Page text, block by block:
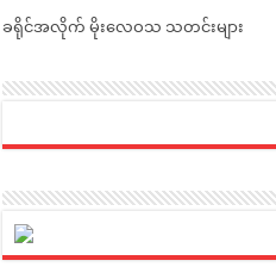
ခရိုင်အလိုက် မိုးလေဝသ သတင်းများ